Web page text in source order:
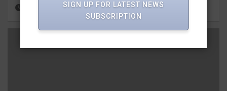
2 months ago Girish Gairola
SIGN UP FOR LATEST NEWS
SUBSCRIPTION